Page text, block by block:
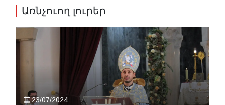
Առնչուող լուրեր
23/07/2024